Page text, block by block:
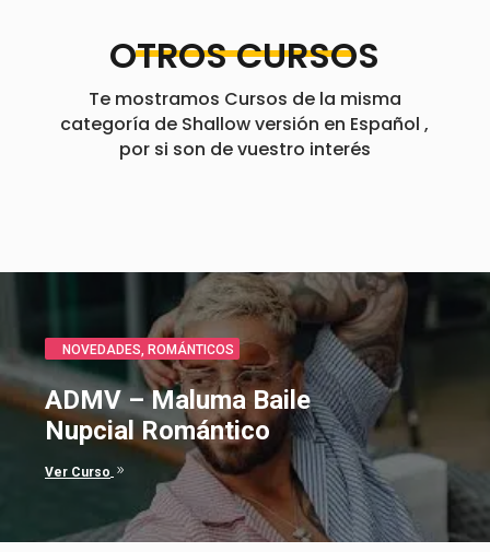
OTROS CURSOS
Te mostramos Cursos de la misma
categoría de Shallow versión en Español ,
por si son de vuestro interés
CLÁSICOS,ROMÁNTICOS
Bella y Bestia canción en
Español
Ver Curso 9